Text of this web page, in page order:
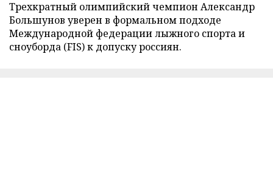
Трехкратный олимпийский чемпион Александр
Большунов уверен в формальном подходе
Международной федерации лыжного спорта и
сноуборда (FIS) к допуску россиян.